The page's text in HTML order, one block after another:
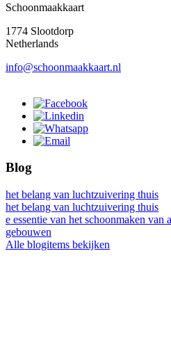
Schoonmaakkaart
1774 Slootdorp
Netherlands
info@schoonmaakkaart.nl
Blog
het belang van luchtzuivering thuis
het belang van luchtzuivering thuis
e essentie van het schoonmaken van
gebouwen
Alle blogitems bekijken